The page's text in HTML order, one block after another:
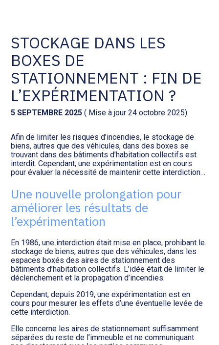
Social et ressources humaines
Assistance juridique
Pilotage d’entreprise
Audit légal
Gestion de patrimoine
Procédures collectives
Transition numérique
Tenue de votre comptabilité :
ACD
Facturation et pilotage :
EVOLIZ
Facturation et pilotage : MEG
Analyse et tableau de bord :
WAIBI
Gérer vos ressources
humaines : SILAE
STOCKAGE DANS LES
BOXES DE
STATIONNEMENT : FIN DE
L’EXPÉRIMENTATION ?
5 SEPTEMBRE 2025 ( Mise à jour 24 octobre 2025)
Afin de limiter les risques d’incendies, le stockage de
biens, autres que des véhicules, dans des boxes se
trouvant dans des bâtiments d’habitation collectifs est
interdit. Cependant, une expérimentation est en cours
pour évaluer la nécessité de maintenir cette interdiction…
Une nouvelle prolongation pour
améliorer les résultats de
l’expérimentation
En 1986, une interdiction était mise en place, prohibant le
stockage de biens, autres que des véhicules, dans les
espaces boxés des aires de stationnement des
bâtiments d’habitation collectifs. L’idée était de limiter le
déclenchement et la propagation d’incendies.
Cependant, depuis 2019, une expérimentation est en
cours pour mesurer les effets d’une éventuelle levée de
cette interdiction.
Elle concerne les aires de stationnement suffisamment
séparées du reste de l’immeuble et ne communiquant